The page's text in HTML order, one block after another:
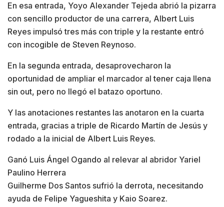
En esa entrada, Yoyo Alexander Tejeda abrió la pizarra
con sencillo productor de una carrera, Albert Luis
Reyes impulsó tres más con triple y la restante entró
con incogible de Steven Reynoso.
En la segunda entrada, desaprovecharon la
oportunidad de ampliar el marcador al tener caja llena
sin out, pero no llegó el batazo oportuno.
Y las anotaciones restantes las anotaron en la cuarta
entrada, gracias a triple de Ricardo Martín de Jesús y
rodado a la inicial de Albert Luis Reyes.
Ganó Luis Ángel Ogando al relevar al abridor Yariel
Paulino Herrera
Guilherme Dos Santos sufrió la derrota, necesitando
ayuda de Felipe Yagueshita y Kaio Soarez.